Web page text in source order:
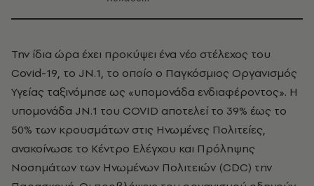
Την ίδια ώρα έχει προκύψει ένα νέο στέλεχος του
Covid-19, το JN.1, το οποίο ο Παγκόσμιος Οργανισμός
Υγείας ταξινόμησε ως «υπομονάδα ενδιαφέροντος». Η
υπομονάδα JN.1 του COVID αποτελεί το 39% έως το
50% των κρουσμάτων στις Ηνωμένες Πολιτείες,
ανακοίνωσε το Κέντρο Ελέγχου και Πρόληψης
Νοσημάτων των Ηνωμένων Πολιτειών (CDC) την